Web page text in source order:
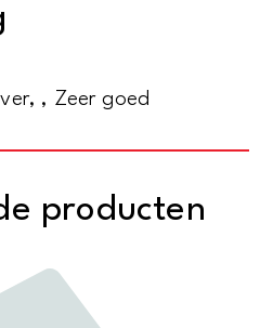
, Zeer goed
producten